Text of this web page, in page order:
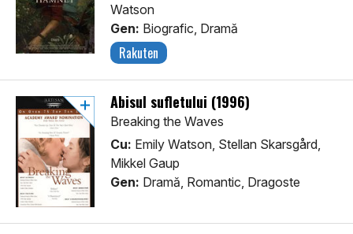
Watson
Gen: Biografic, Dramă
Rakuten
Abisul sufletului (1996)
Breaking the Waves
Cu: Emily Watson, Stellan Skarsgård,
Mikkel Gaup
Gen: Dramă, Romantic, Dragoste